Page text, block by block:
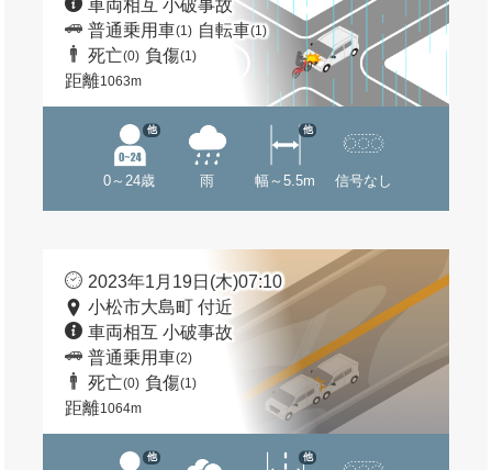
車両相互 小破事故
普通乗用車(1) 自転車(1)
死亡(0) 負傷(1)
距離1063m
0～24歳
他
雨 幅～5.5m
他
信号なし
2023年1月19日(木)07:10
小松市大島町 付近
車両相互 小破事故
普通乗用車(2)
死亡(0) 負傷(1)
距離1064m
他 他